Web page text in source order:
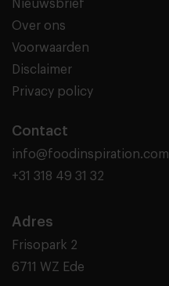
Nieuwsbrief
Over ons
Voorwaarden
Disclaimer
Privacy policy
Contact
info@foodinspiration.com
+31 318 49 31 32
Adres
Frisopark 2
6711 WZ Ede